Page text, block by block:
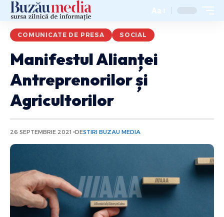
Aa
COMUNICATE DE PRESA SOCIAL
Manifestul Alianței
Antreprenorilor și
Agricultorilor
26 SEPTEMBRIE 2021 DESTIRI BUZAU MEDIA